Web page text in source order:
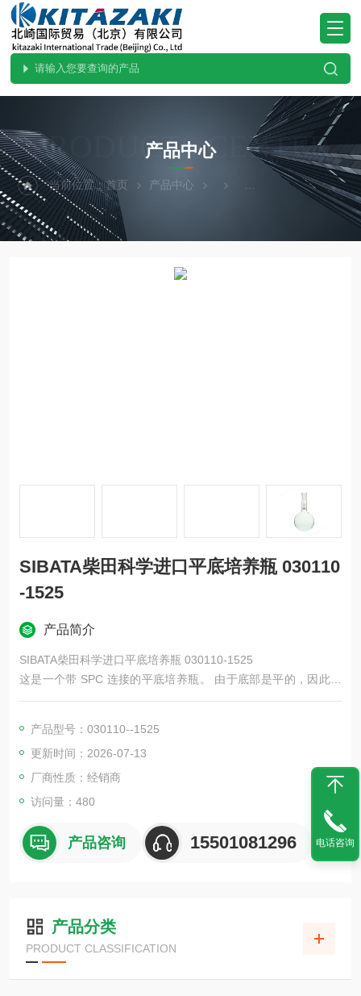
PRODUCTS CENTER
产品中心
当前位置：首页 产品中心 热卖！SIBATA柴田科学
SIBATA柴田科学进口平底培养瓶 030110
-1525
产品简介
SIBATA柴田科学进口平底培养瓶 030110-1525
这是一个带 SPC 连接的平底培养瓶。 由于底部是平的，因此无
需使用培养瓶支架即可独立站立。 它可以连接到同一 SPC 玻璃
产品型号：030110--1525
更新时间：2026-07-13
厂商性质：经销商
访问量：480
产品咨询 15501081296
产品分类
PRODUCT CLASSIFICATION
电话咨询